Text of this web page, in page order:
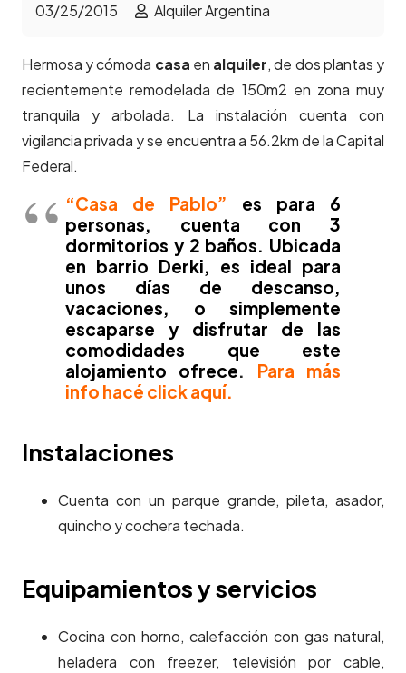
03/25/2015 Alquiler Argentina
Hermosa y cómoda casa en alquiler, de dos plantas y
recientemente remodelada de 150m2 en zona muy
tranquila y arbolada. La instalación cuenta con
vigilancia privada y se encuentra a 56.2km de la Capital
Federal.
“Casa de Pablo”
es para 6
personas, cuenta con 3
dormitorios y 2 baños. Ubicada
en barrio Derki, es ideal para
unos días de descanso,
vacaciones, o simplemente
escaparse y disfrutar de las
comodidades que este
alojamiento ofrece. Para más
info hacé click aquí.
Instalaciones
Cuenta con un parque grande, pileta, asador,
quincho y cochera techada.
Equipamientos y servicios
Cocina con horno, calefacción con gas natural,
heladera con freezer, televisión por cable,